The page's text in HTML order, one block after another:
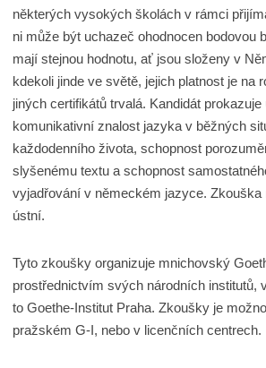
některých vysokých školách v rámci
ni může být uchazeč ohodnocen bodovou
mají stejnou hodnotu, ať jsou složeny v
kdekoli jinde ve světě, jejich platnost je na
jiných certifikátů trvalá. Kandidát
komunikativní znalost jazyka v běžných
každodenního života, schopnost
slyšenému textu a schopnost
vyjadřování v německém jazyce.
ústní.
Tyto zkoušky organizuje mnichovský
prostřednictvím svých národních institutů,
to Goethe-Institut Praha. Zkoušky je
pražském G-I, nebo v licenčních centrech.